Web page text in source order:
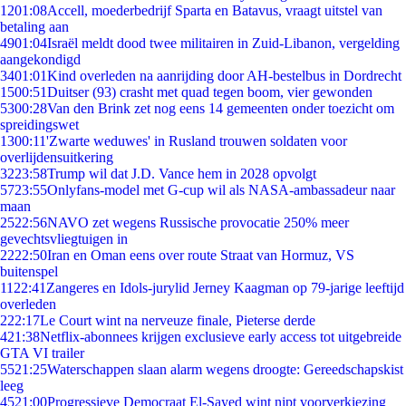
1201:08Accell, moederbedrijf Sparta en Batavus, vraagt uitstel van
betaling aan
4901:04Israël meldt dood twee militairen in Zuid-Libanon, vergelding
aangekondigd
3401:01Kind overleden na aanrijding door AH-bestelbus in Dordrecht
1500:51Duitser (93) crasht met quad tegen boom, vier gewonden
5300:28Van den Brink zet nog eens 14 gemeenten onder toezicht om
spreidingswet
1300:11'Zwarte weduwes' in Rusland trouwen soldaten voor
overlijdensuitkering
3223:58Trump wil dat J.D. Vance hem in 2028 opvolgt
5723:55Onlyfans-model met G-cup wil als NASA-ambassadeur naar
maan
2522:56NAVO zet wegens Russische provocatie 250% meer
gevechtsvliegtuigen in
2222:50Iran en Oman eens over route Straat van Hormuz, VS
buitenspel
11 22:41 Zangeres en Idols-jurylid Jerney Kaagman op 79-jarige leeftijd
overleden
222:17Le Court wint na nerveuze finale, Pieterse derde
421:38Netflix-abonnees krijgen exclusieve early access tot uitgebreide
GTA VI trailer
5521:25Waterschappen slaan alarm wegens droogte: Gereedschapskist
leeg
4521:00Progressieve Democraat El-Sayed wint nipt voorverkiezing